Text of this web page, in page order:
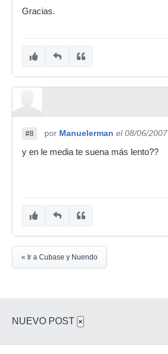
Gracias.
#8 por Manuelerman el 08/06/2007
y en le media te suena más lento??
« Ir a Cubase y Nuendo
NUEVO POST ×